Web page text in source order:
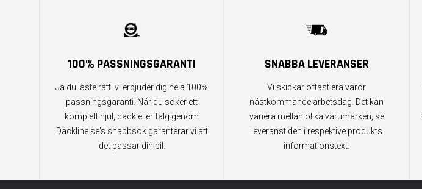
100% PASSNINGSGARANTI
Ja du läste rätt! vi erbjuder dig hela 100%
passningsgaranti. När du söker ett
komplett hjul, däck eller fälg genom
Däckline.se's snabbsök garanterar vi att
det passar din bil.
SNABBA LEVERANSER
Vi skickar oftast era varor
nästkommande arbetsdag. Det kan
variera mellan olika varumärken, se
leveranstiden i respektive produkts
informationstext.